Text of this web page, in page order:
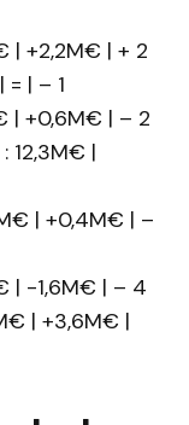
| +2,2M€ | + 2
| – 1
| +0,6M€ | – 2
12,3M€ |
| +0,4M€ | –
| -1,6M€ | – 4
| +3,6M€ |